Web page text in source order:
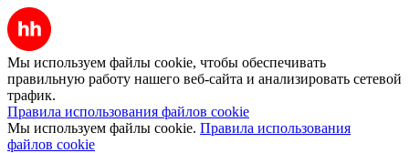
Мы используем файлы cookie, чтобы обеспечивать
правильную работу нашего веб-сайта и анализировать сетевой
трафик.
Правила использования файлов cookie
Мы используем файлы cookie. Правила использования
файлов cookie